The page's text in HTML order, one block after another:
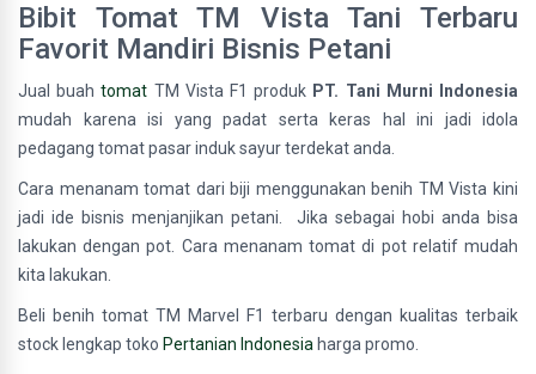
Bibit Tomat TM Vista Tani Terbaru
Favorit Mandiri Bisnis Petani
Jual buahtomat TM Vista F1 produk PT. Tani Murni Indonesia
mudah karena isi yang padat serta keras hal ini jadi idola
pedagang tomat pasar induk sayur terdekat anda.
Cara menanam tomat dari biji menggunakan benih TM Vista kini
jadi ide bisnis menjanjikan petani. Jika sebagai hobi anda bisa
lakukan dengan pot. Cara menanam tomat di pot relatif mudah
kita lakukan.
Beli benih tomat TM Marvel F1 terbaru dengan kualitas terbaik
stock lengkap toko Pertanian Indonesia harga promo.